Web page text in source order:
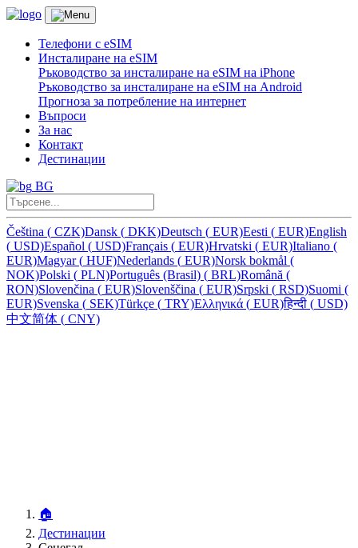
Телефони с eSIM
Инсталиране на eSIM
Ръководство за инсталиране на eSIM на iPhone
Ръководство за инсталиране на eSIM на Android
Прогноза за потребление на интернет
Въпроси
За нас
Контакт
Дестинации
BG
Čeština ( CZK)Dansk ( DKK)Deutsch ( EUR)Eesti ( EUR)English
( USD)Español ( USD)Français ( EUR)Hrvatski ( EUR)Italiano (
EUR)Magyar( HUF)Nederlands ( EUR)Norsk bokmål (
NOK)Polski ( PLN)Português (Brasil) ( BRL)Română (
RON)Slovenčina ( EUR)Slovenščina ( EUR)Srpski ( RSD)Suomi (
EUR)Svenska ( SEK)Türkçe ( TRY)Ελληνικά ( EUR)हिन्दी ( USD)
中文简体 ( CNY)
🏠
Дестинации